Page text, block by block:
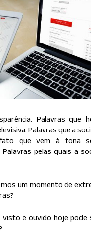
Palavras que
Palavras que a
que vem à tona
Palavras pelas quais a
um momento de
visto e ouvido hoje pode